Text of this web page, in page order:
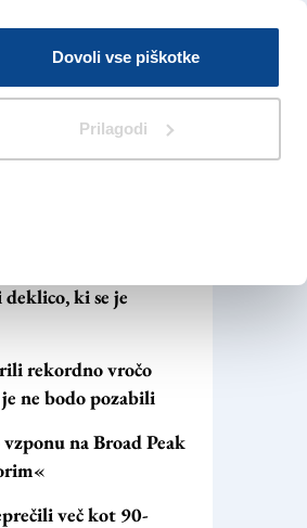
Dovoli vse piškotke
Prilagodi
V Kioskih
Iskanje
ki se je
rekordno vročo
ne bodo pozabili
na Broad Peak
več kot 90-